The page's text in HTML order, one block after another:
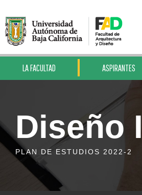
LA FACULTAD ASPIRANTES
Diseño
PLAN DE ESTUDIOS 2022-2